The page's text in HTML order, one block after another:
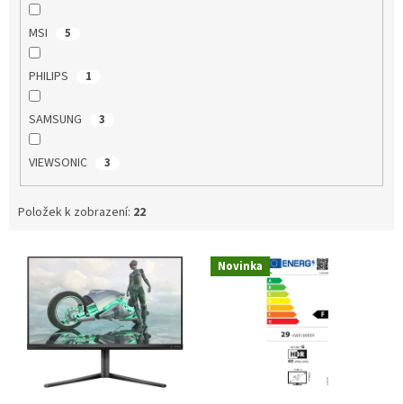
MSI 5
PHILIPS 1
SAMSUNG 3
VIEWSONIC 3
Položek k zobrazení: 22
Novinka